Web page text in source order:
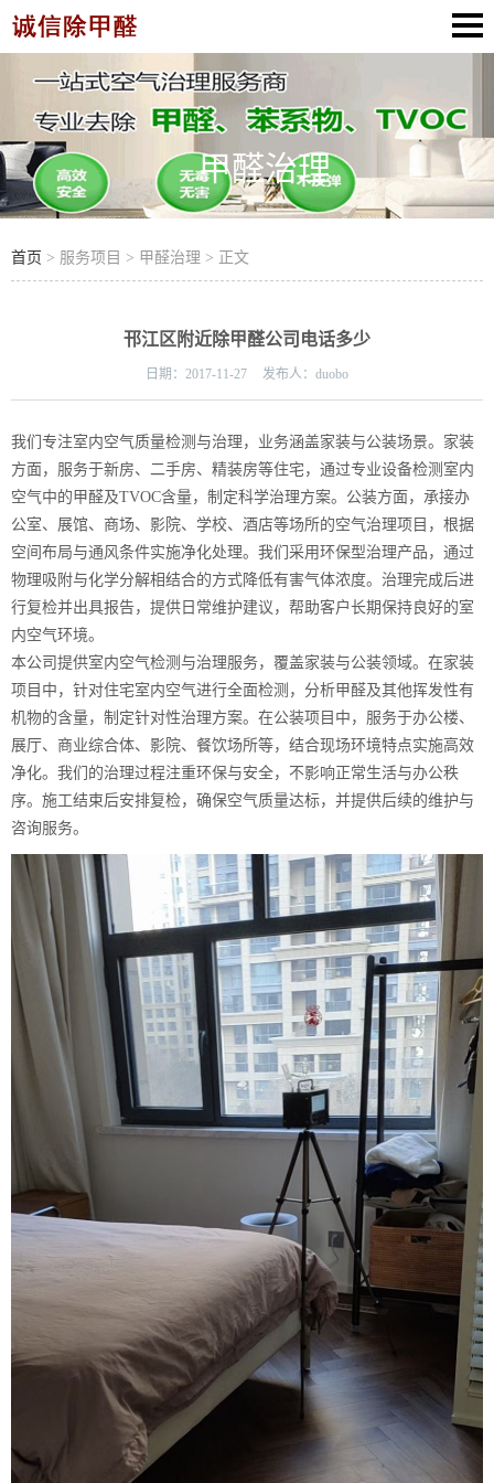
甲醛治理
首页 > 服务项目 > 甲醛治理 > 正文
邗江区附近除甲醛公司电话多少
日期： 2017-11-27 发布人： duobo
我们专注室内空气质量检测与治理，业务涵盖家装与公装场景。家装
方面，服务于新房、二手房、精装房等住宅，通过专业设备检测室内
空气中的甲醛及TVOC含量，制定科学治理方案。公装方面，承接办
公室、展馆、商场、影院、学校、酒店等场所的空气治理项目，根据
空间布局与通风条件实施净化处理。我们采用环保型治理产品，通过
物理吸附与化学分解相结合的方式降低有害气体浓度。治理完成后进
行复检并出具报告，提供日常维护建议，帮助客户长期保持良好的室
内空气环境。
本公司提供室内空气检测与治理服务，覆盖家装与公装领域。在家装
项目中，针对住宅室内空气进行全面检测，分析甲醛及其他挥发性有
机物的含量，制定针对性治理方案。在公装项目中，服务于办公楼、
展厅、商业综合体、影院、餐饮场所等，结合现场环境特点实施高效
净化。我们的治理过程注重环保与安全，不影响正常生活与办公秩
序。施工结束后安排复检，确保空气质量达标，并提供后续的维护与
咨询服务。